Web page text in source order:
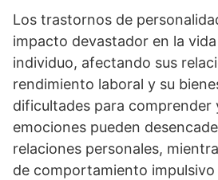
Los trastornos de
impacto devastador en la
individuo, afectando sus
rendimiento laboral y su
dificultades para comprender
emociones pueden
relaciones personales,
de comportamiento impulsivo